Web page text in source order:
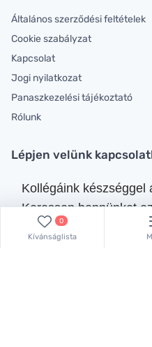
Általános szerződési feltételek
Cookie szabályzat
Kapcsolat
Jogi nyilatkozat
Panaszkezelési tájékoztató
Rólunk
Lépjen velünk
Kollégáink készséggel
Keressen bennünket
+36 70 381 66 83
vagy küldjön emailt:
0
Kívánságlista